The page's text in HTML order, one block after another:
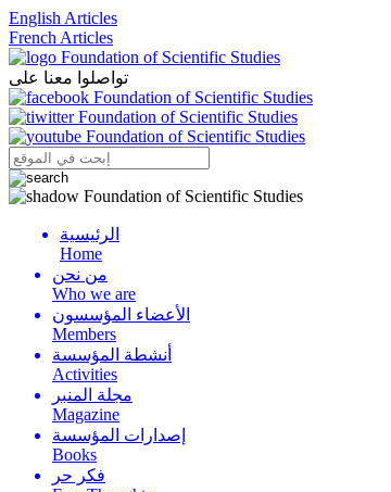
English Articles
French Articles
تواصلوا معنا على
Menu
الرئيسية
Home
من نحن
Who we are
الأعضاء المؤسسون
Members
أنشطة المؤسسة
Activities
مجلة المنبر
Magazine
إصدارات المؤسسة
Books
فكر حر